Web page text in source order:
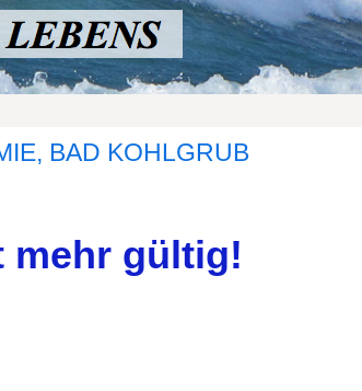
BAD KOHLGRUB
mehr gültig!